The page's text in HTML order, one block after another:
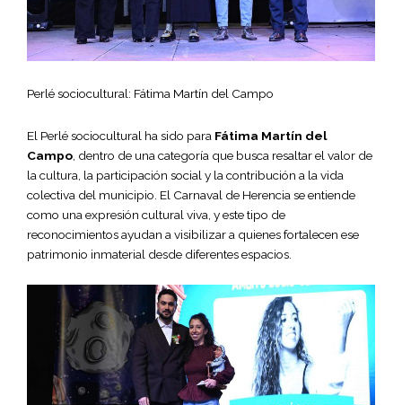
Perlé sociocultural: Fátima Martín del Campo
El Perlé sociocultural ha sido para Fátima Martín del
Campo , dentro de una categoría que busca resaltar el valor de
la cultura, la participación social y la contribución a la vida
colectiva del municipio. El Carnaval de Herencia se entiende
como una expresión cultural viva, y este tipo de
reconocimientos ayudan a visibilizar a quienes fortalecen ese
patrimonio inmaterial desde diferentes espacios.